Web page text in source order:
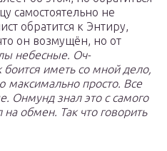
самостоятельно не
обратится к Энтиру,
он возмущён, но от
небесные. Оч-
иметь со мной дело,
максимально просто. Все
Онмунд знал это с самого
обмен. Так что говорить